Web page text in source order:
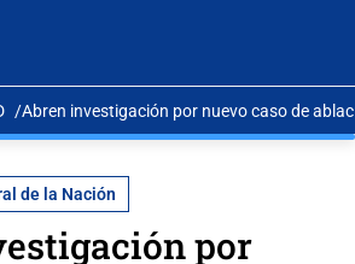
Abren investigación por nuevo caso de
de la Nación
por